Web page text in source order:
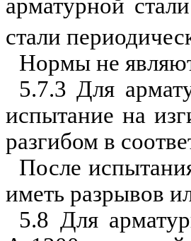
арматурной
стали
Нормы не
5.7.3 Для
испытание на
разгибом в
После
иметь разрывов
5.8 Для